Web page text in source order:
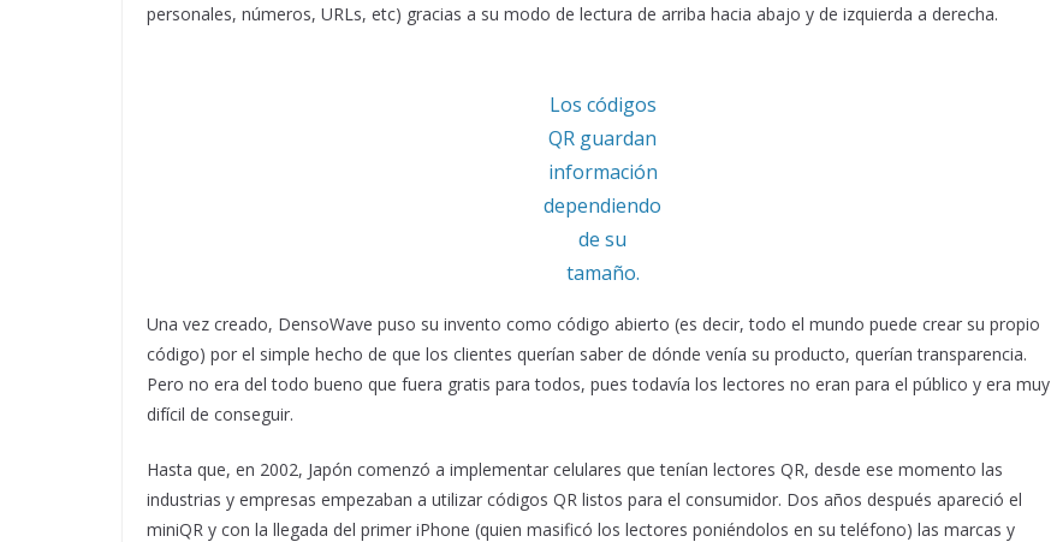
personales, números, URLs, etc) gracias a su modo de lectura de arriba hacia abajo y de izquierda a derecha.
Los códigos
QR guardan
información
dependiendo
de su
tamaño.
Una vez creado, DensoWave puso su invento como código abierto (es decir, todo el mundo puede crear su propio
código) por el simple hecho de que los clientes querían saber de dónde venía su producto, querían transparencia.
Pero no era del todo bueno que fuera gratis para todos, pues todavía los lectores no eran para el público y era muy
difícil de conseguir.
Hasta que, en 2002, Japón comenzó a implementar celulares que tenían lectores QR, desde ese momento las
industrias y empresas empezaban a utilizar códigos QR listos para el consumidor. Dos años después apareció el
miniQR y con la llegada del primer iPhone (quien masificó los lectores poniéndolos en su teléfono) las marcas y